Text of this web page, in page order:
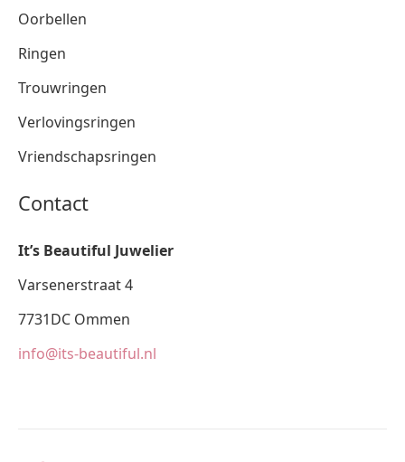
Oorbellen
Ringen
Trouwringen
Verlovingsringen
Vriendschapsringen
Contact
It’s Beautiful Juwelier
Varsenerstraat 4
7731DC Ommen
info@its-beautiful.nl